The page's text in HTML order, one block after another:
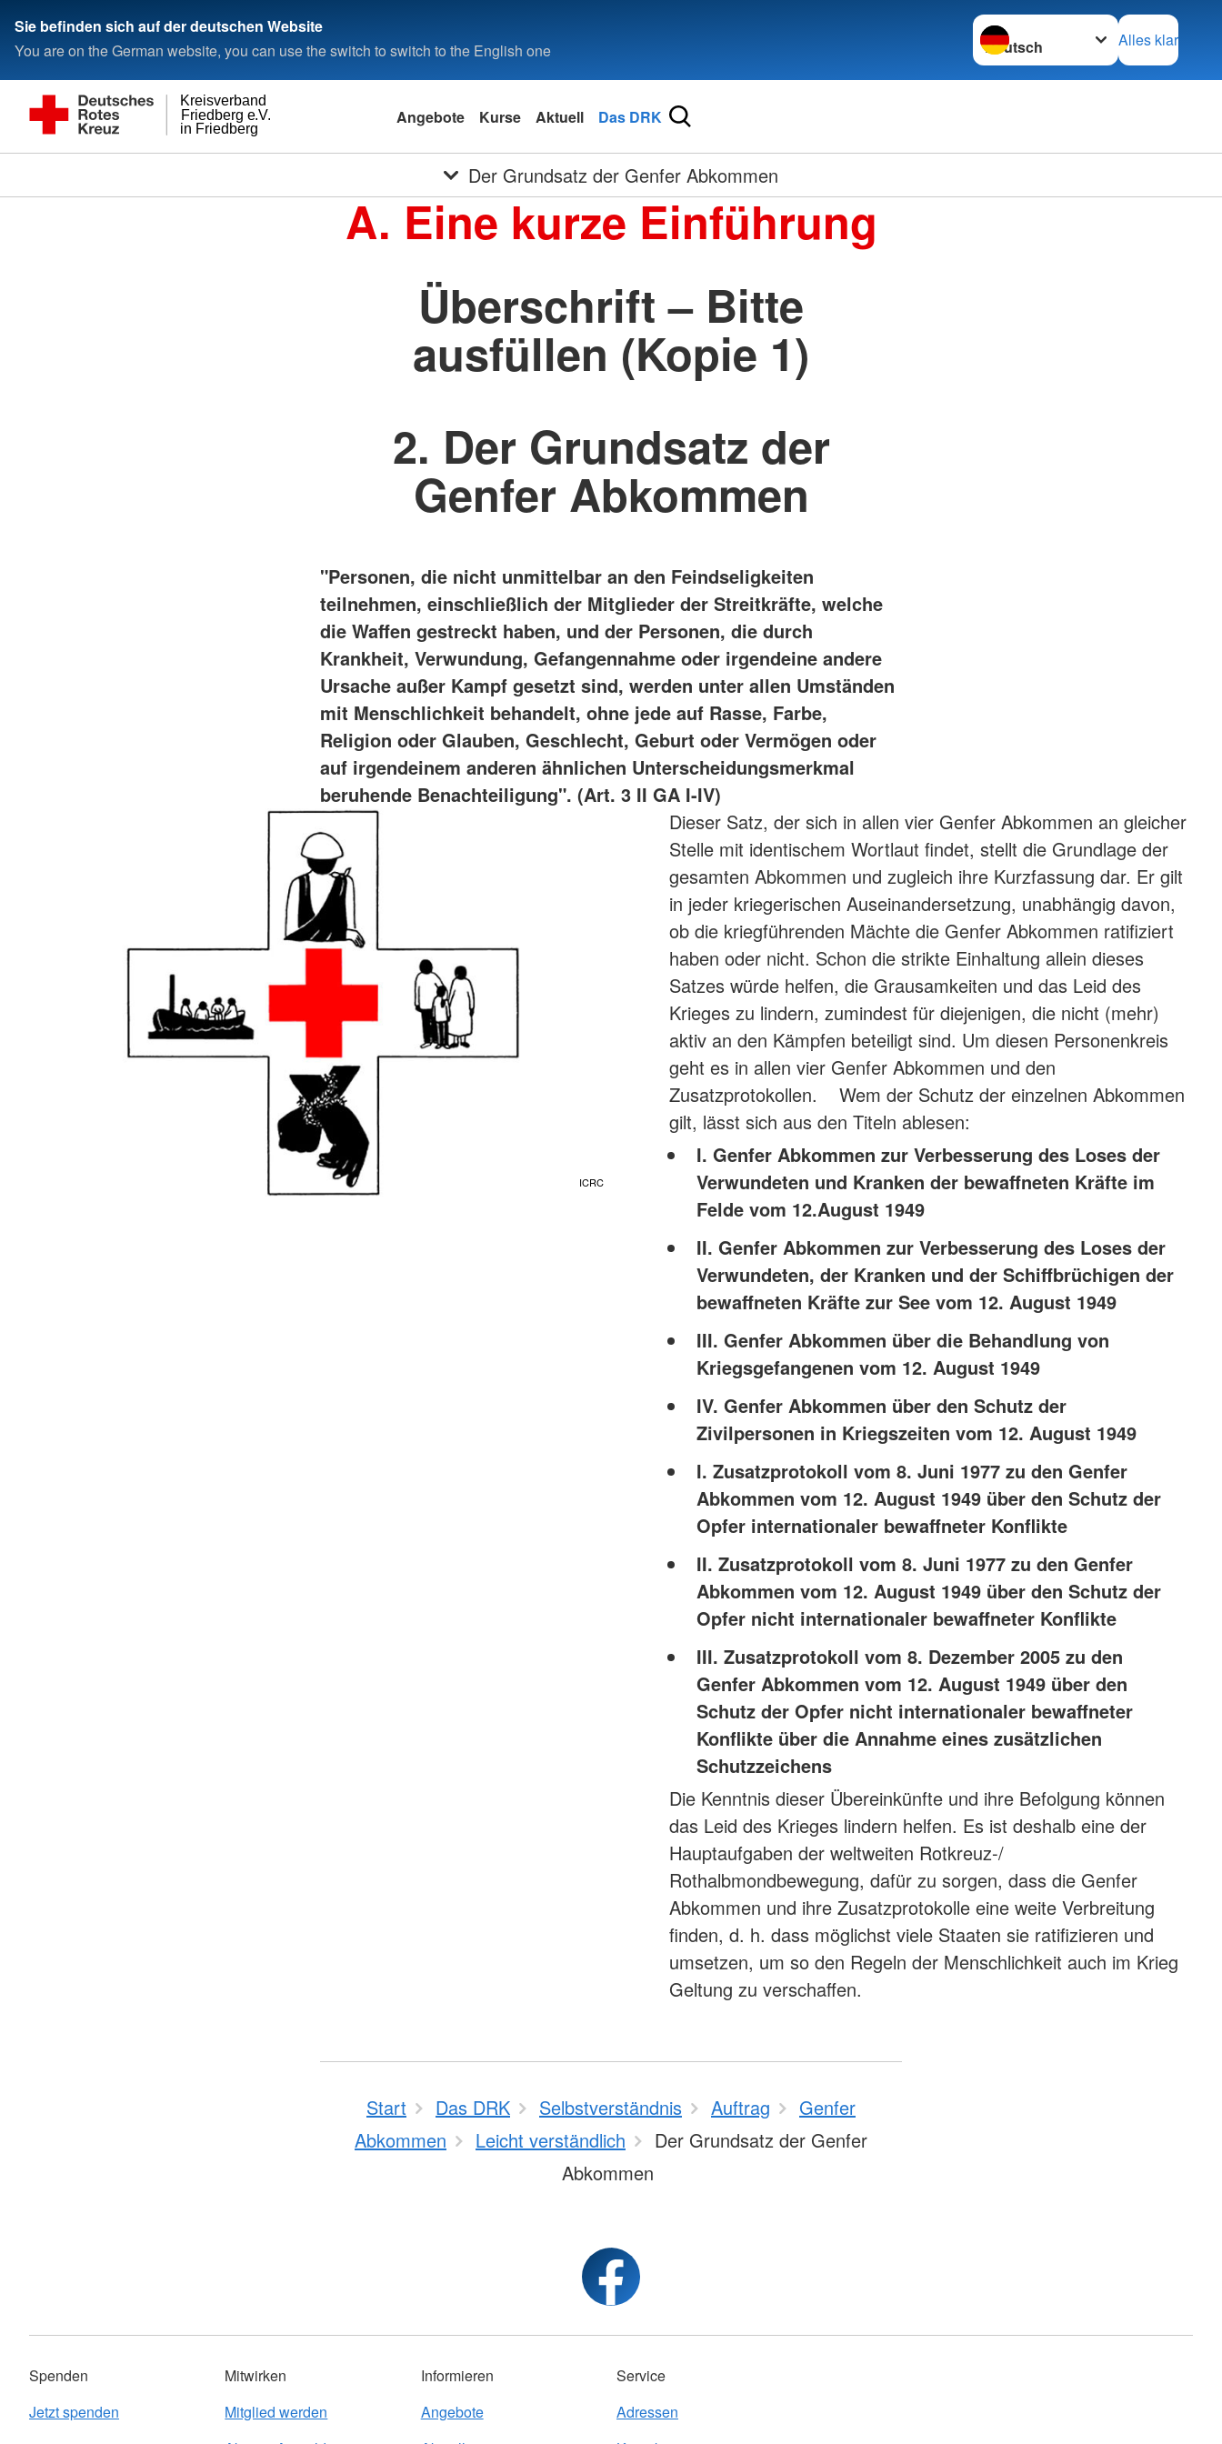
Sie befinden sich auf der deutschen Website
You are on the German website, you can use the switch to switch to the English one
Sprache wechseln zu
Alles klar
in Friedberg
Friedberg e.V.
Kreisverband
Angebote Kurse Aktuell Das DRK
Der Grundsatz der Genfer Abkommen
A. Eine kurze Einführung
Überschrift – Bitte
ausfüllen (Kopie 1)
2. Der Grundsatz der
Genfer Abkommen
"Personen, die nicht unmittelbar an den Feindseligkeiten
teilnehmen, einschließlich der Mitglieder der Streitkräfte, welche
die Waffen gestreckt haben, und der Personen, die durch
Krankheit, Verwundung, Gefangennahme oder irgendeine andere
Ursache außer Kampf gesetzt sind, werden unter allen Umständen
mit Menschlichkeit behandelt, ohne jede auf Rasse, Farbe,
Religion oder Glauben, Geschlecht, Geburt oder Vermögen oder
auf irgendeinem anderen ähnlichen Unterscheidungsmerkmal
beruhende Benachteiligung". (Art. 3 II GA I-IV)
ICRC
Dieser Satz, der sich in allen vier Genfer Abkommen an gleicher
Stelle mit identischem Wortlaut findet, stellt die Grundlage der
gesamten Abkommen und zugleich ihre Kurzfassung dar. Er gilt
in jeder kriegerischen Auseinandersetzung, unabhängig davon,
ob die kriegführenden Mächte die Genfer Abkommen ratifiziert
haben oder nicht. Schon die strikte Einhaltung allein dieses
Satzes würde helfen, die Grausamkeiten und das Leid des
Krieges zu lindern, zumindest für diejenigen, die nicht (mehr)
aktiv an den Kämpfen beteiligt sind. Um diesen Personenkreis
geht es in allen vier Genfer Abkommen und den
Zusatzprotokollen. Wem der Schutz der einzelnen Abkommen
gilt, lässt sich aus den Titeln ablesen:
I. Genfer Abkommen zur Verbesserung des Loses der
Verwundeten und Kranken der bewaffneten Kräfte im
Felde vom 12.August 1949
II. Genfer Abkommen zur Verbesserung des Loses der
Verwundeten, der Kranken und der Schiffbrüchigen der
bewaffneten Kräfte zur See vom 12. August 1949
III. Genfer Abkommen über die Behandlung von
Kriegsgefangenen vom 12. August 1949
IV. Genfer Abkommen über den Schutz der
Zivilpersonen in Kriegszeiten vom 12. August 1949
I. Zusatzprotokoll vom 8. Juni 1977 zu den Genfer
Abkommen vom 12. August 1949 über den Schutz der
Opfer internationaler bewaffneter Konflikte
II. Zusatzprotokoll vom 8. Juni 1977 zu den Genfer
Abkommen vom 12. August 1949 über den Schutz der
Opfer nicht internationaler bewaffneter Konflikte
III. Zusatzprotokoll vom 8. Dezember 2005 zu den
Genfer Abkommen vom 12. August 1949 über den
Schutz der Opfer nicht internationaler bewaffneter
Konflikte über die Annahme eines zusätzlichen
Schutzzeichens
Die Kenntnis dieser Übereinkünfte und ihre Befolgung können
das Leid des Krieges lindern helfen. Es ist deshalb eine der
Hauptaufgaben der weltweiten Rotkreuz-/
Rothalbmondbewegung, dafür zu sorgen, dass die Genfer
Abkommen und ihre Zusatzprotokolle eine weite Verbreitung
finden, d. h. dass möglichst viele Staaten sie ratifizieren und
umsetzen, um so den Regeln der Menschlichkeit auch im Krieg
Geltung zu verschaffen.
Start Das DRK Selbstverständnis Auftrag
Genfer
Abkommen
Leicht verständlich
Der Grundsatz der Genfer
Abkommen
Spenden
Jetzt spenden
Mitwirken
Mitglied werden
Informieren
Angebote
Service
Adressen